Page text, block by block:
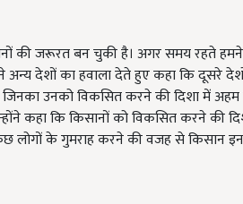
की जरूरत बन चुकी है। अगर समय रहते
अन्य देशों का हवाला देते हुए कहा कि दूसरे
उनको विकसित करने की दिशा में अहम
कहा कि किसानों को विकसित करने की
लोगों के गुमराह करने की वजह से किसान